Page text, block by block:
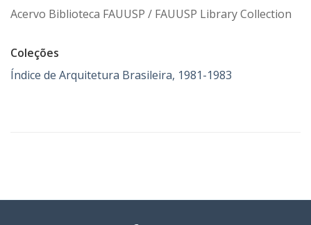
Acervo Biblioteca FAUUSP / FAUUSP Library Collection
Coleções
Índice de Arquitetura Brasileira, 1981-1983